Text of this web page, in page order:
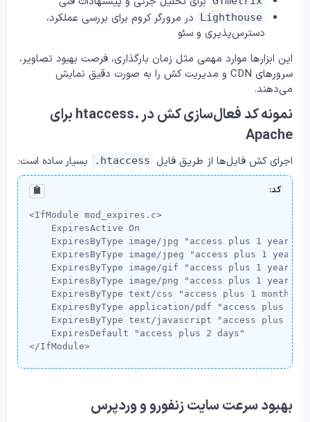
Lighthouse
در مرورگر کروم برای بررسی عملکرد،
دسترس‌پذیری و سئو
این ابزارها موارد مهمی مثل زمان بارگذاری، فرصت بهبود تصاویر،
سرورهای CDN و مدیریت کش را به صورت دقیق نمایش
می‌دهند.
نمونه کد فعال‌سازی کش در .htaccess برای
Apache
اجرای کش فایل‌ها از طریق فایل .htaccess بسیار ساده است:
کد:
<IfModule mod_expires.c>
    ExpiresActive On
    ExpiresByType image/jpg "access plus 1 year"
    ExpiresByType image/jpeg "access plus 1 year"
    ExpiresByType image/gif "access plus 1 year"
    ExpiresByType image/png "access plus 1 year"
    ExpiresByType text/css "access plus 1 month"
ExpiresByType application/pdf "access plus 1
ExpiresByType text/javascript "access plus 1
    ExpiresDefault "access plus 2 days"
</IfModule>
بهبود سرعت سایت زنفورو و وردپرس